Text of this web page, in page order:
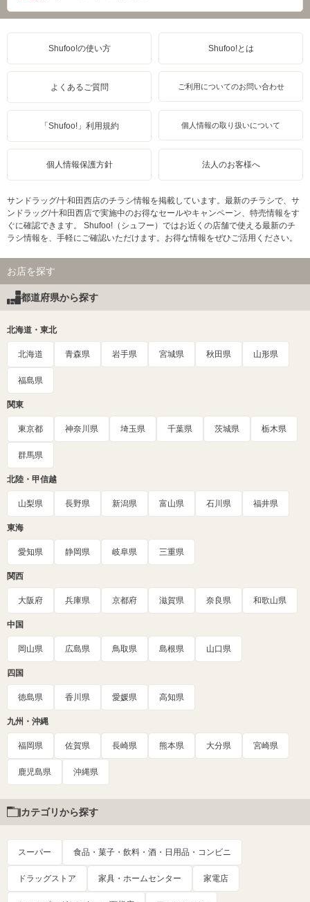
Shufoo!の使い方 Shufoo!とは
よくあるご質問 ご利用についてのお問い合わせ
「Shufoo!」利用規約 個人情報の取り扱いについて
個人情報保護方針 法人のお客様へ
サンドラッグ/十和田西店のチラシ情報を掲載しています。最新のチラシで、サ
ンドラッグ/十和田西店で実施中のお得なセールやキャンペーン、特売情報をす
ぐに確認できます。 Shufoo!（シュフー）ではお近くの店舗で使える最新のチ
ラシ情報を、手軽にご確認いただけます。お得な情報をぜひご活用ください。
お店を探す
都道府県から探す
北海道・東北
北海道 青森県 岩手県 宮城県 秋田県 山形県
福島県
関東
東京都 神奈川県 埼玉県 千葉県 茨城県 栃木県
群馬県
北陸・甲信越
山梨県 長野県 新潟県 富山県 石川県 福井県
東海
愛知県 静岡県 岐阜県 三重県
関西
大阪府 兵庫県 京都府 滋賀県 奈良県 和歌山県
中国
岡山県 広島県 鳥取県 島根県 山口県
四国
徳島県 香川県 愛媛県 高知県
九州・沖縄
福岡県 佐賀県 長崎県 熊本県 大分県 宮崎県
鹿児島県 沖縄県
カテゴリから探す
スーパー 食品・菓子・飲料・酒・日用品・コンビニ
ドラッグストア 家具・ホームセンター 家電店